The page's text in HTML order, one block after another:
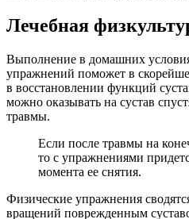
Лечебная
Выполнение в домашних
упражнений поможет в
в восстановлении функций
можно оказывать на сустав
травмы.
Если после травмы на
то с упражнениями
момента ее снятия.
Физические упражнения
вращений поврежденным